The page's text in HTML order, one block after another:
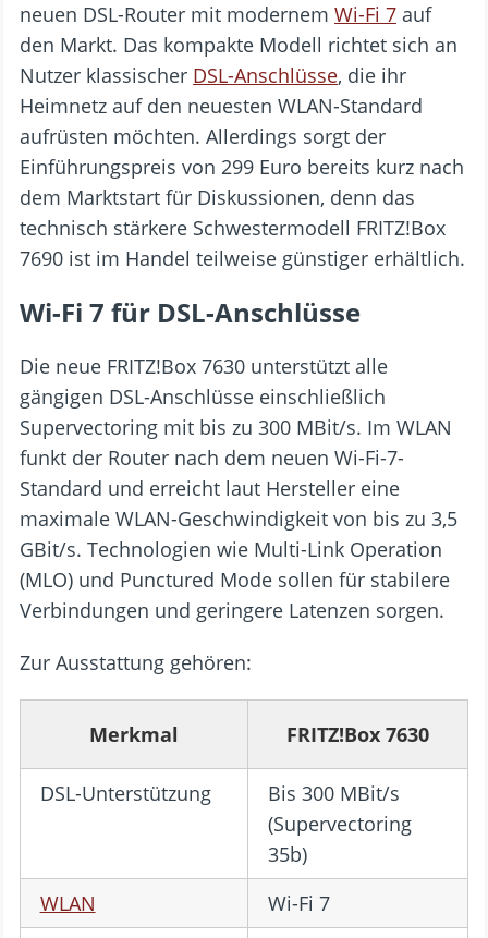
neuen DSL-Router mit modernem Wi-Fi 7 auf
den Markt. Das kompakte Modell richtet sich an
Nutzer klassischer DSL-Anschlüsse, die ihr
Heimnetz auf den neuesten WLAN-Standard
aufrüsten möchten. Allerdings sorgt der
Einführungspreis von 299 Euro bereits kurz nach
dem Marktstart für Diskussionen, denn das
technisch stärkere Schwestermodell FRITZ!Box
7690 ist im Handel teilweise günstiger erhältlich.
Wi-Fi 7 für DSL-Anschlüsse
Die neue FRITZ!Box 7630 unterstützt alle
gängigen DSL-Anschlüsse einschließlich
Supervectoring mit bis zu 300 MBit/s. Im WLAN
funkt der Router nach dem neuen Wi-Fi-7-
Standard und erreicht laut Hersteller eine
maximale WLAN-Geschwindigkeit von bis zu 3,5
GBit/s. Technologien wie Multi-Link Operation
(MLO) und Punctured Mode sollen für stabilere
Verbindungen und geringere Latenzen sorgen.
Zur Ausstattung gehören:
Merkmal FRITZ!Box 7630
DSL-Unterstützung
Bis 300 MBit/s
(Supervectoring
35b)
WLAN
Wi-Fi 7